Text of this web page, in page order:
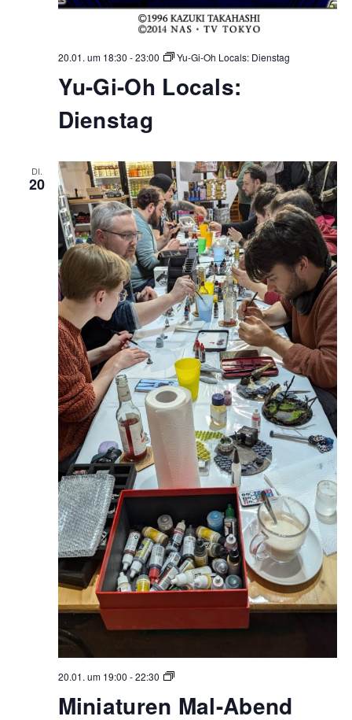
20.01. um 18:30 -23:00 Yu-Gi-Oh Locals: Dienstag
Yu-Gi-Oh Locals:
Dienstag
DI.
20
20.01. um 19:00 -22:30
Miniaturen
Abend
Miniaturen Mal-Abend